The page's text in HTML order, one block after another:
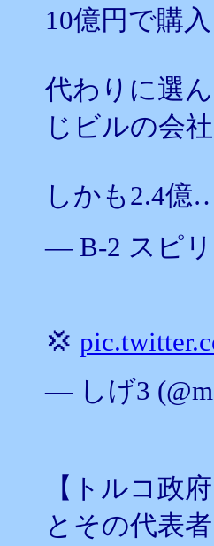
10億円で購
代わりに選
じビルの会社
しかも2.4億
— B-2 スピリ
💢
— しげ3
【トルコ政
とその代表